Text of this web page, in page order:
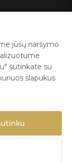
jūsų naršymo
sutinkate su
slapukus